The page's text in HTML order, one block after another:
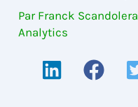
Par Franck Scandolera
Analytics